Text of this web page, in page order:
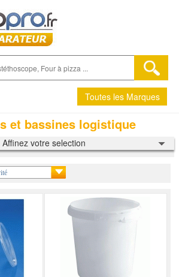
Toutes les Marques
Affinez votre selection
et bassines logistique